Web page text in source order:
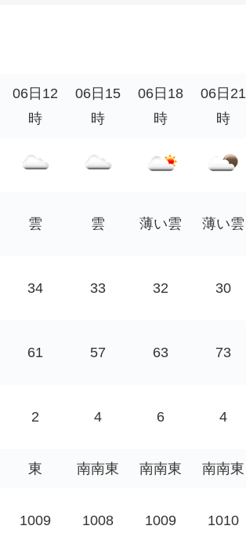
06日12
時
06日15
時
06日18
時
06日21
時
雲 雲 薄い雲 薄い雲
34 33 32 30
61 57 63 73
2 4 6 4
東 南南東 南南東 南南東
1009 1008 1009 1010